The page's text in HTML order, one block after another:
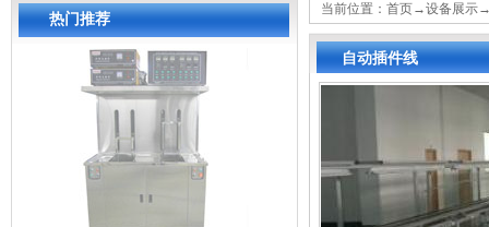
热门推荐
当前位置： 首页→设备展示
自动插件线